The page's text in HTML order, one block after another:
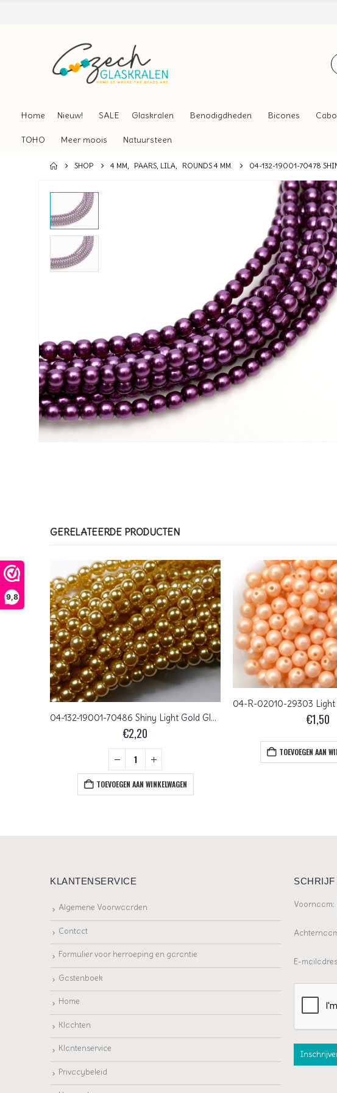
9,8
Home Nieuw! SALE Glaskralen Benodigdheden Bicones
TOHO Meer moois Natuursteen
SHOP 4 MM, PAARS, LILA, ROUNDS 4 MM. 04-132-19001-70478
GERELATEERDE PRODUCTEN
04-132-19001-70486 Shiny Light Gold Glass Pearl 120 pc
€2,20
TOEVOEGEN AAN WINKELWAGEN
€1,50
TOEVOEGEN AAN
KLANTENSERVICE
Algemene Voorwaarden
Contact
Formulier voor herroeping en garantie
Gastenboek
Home
Klachten
Klantenservice
Privacybeleid
Voornaam:
E-